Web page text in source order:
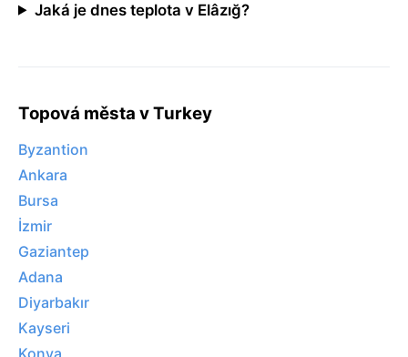
Jaká je dnes teplota v Elâzığ?
Topová města v Turkey
Byzantion
Ankara
Bursa
İzmir
Gaziantep
Adana
Diyarbakır
Kayseri